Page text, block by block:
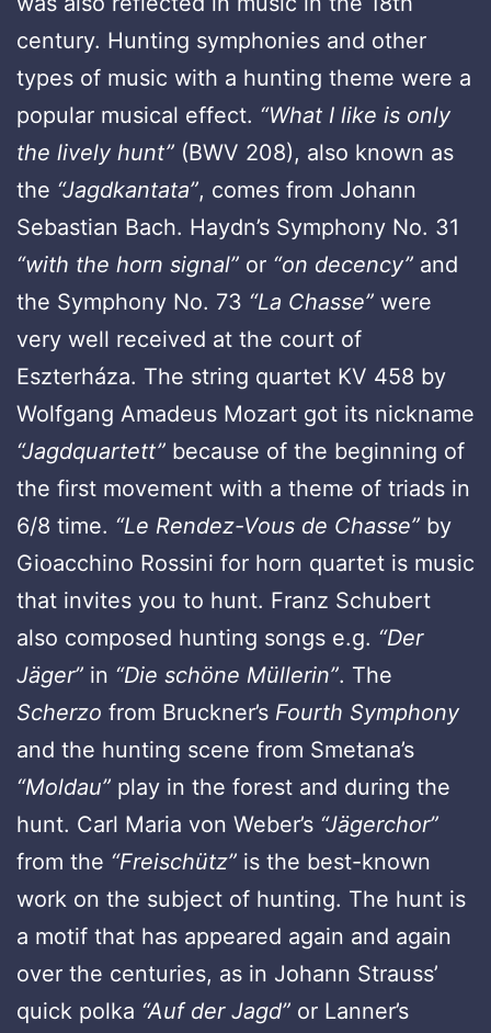
century. Hunting symphonies and other
types of music with a hunting theme were a
popular musical effect. “What I like is only
the lively hunt” (BWV 208), also known as
the “Jagdkantata”, comes from Johann
Sebastian Bach. Haydn’s Symphony No. 31
“with the horn signal” or “on decency” and
the Symphony No. 73 “La Chasse” were
very well received at the court of
Eszterháza. The string quartet KV 458 by
Wolfgang Amadeus Mozart got its nickname
“Jagdquartett” because of the beginning of
the first movement with a theme of triads in
6/8 time. “Le Rendez-Vous de Chasse” by
Gioacchino Rossini for horn quartet is music
that invites you to hunt. Franz Schubert
also composed hunting songs e.g. “Der
Jäger” in “Die schöne Müllerin”. The
Scherzo from Bruckner’s Fourth Symphony
and the hunting scene from Smetana’s
“Moldau” play in the forest and during the
hunt. Carl Maria von Weber’s “Jägerchor”
from the “Freischütz” is the best-known
work on the subject of hunting. The hunt is
a motif that has appeared again and again
over the centuries, as in Johann Strauss’
quick polka “Auf der Jagd” or Lanner’s